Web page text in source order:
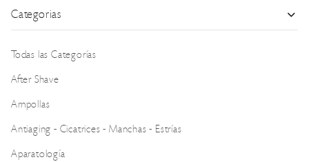
Categorias
Todas las Categorías
After Shave
Ampollas
Antiaging - Cicatrices - Manchas - Estrías
Aparatología